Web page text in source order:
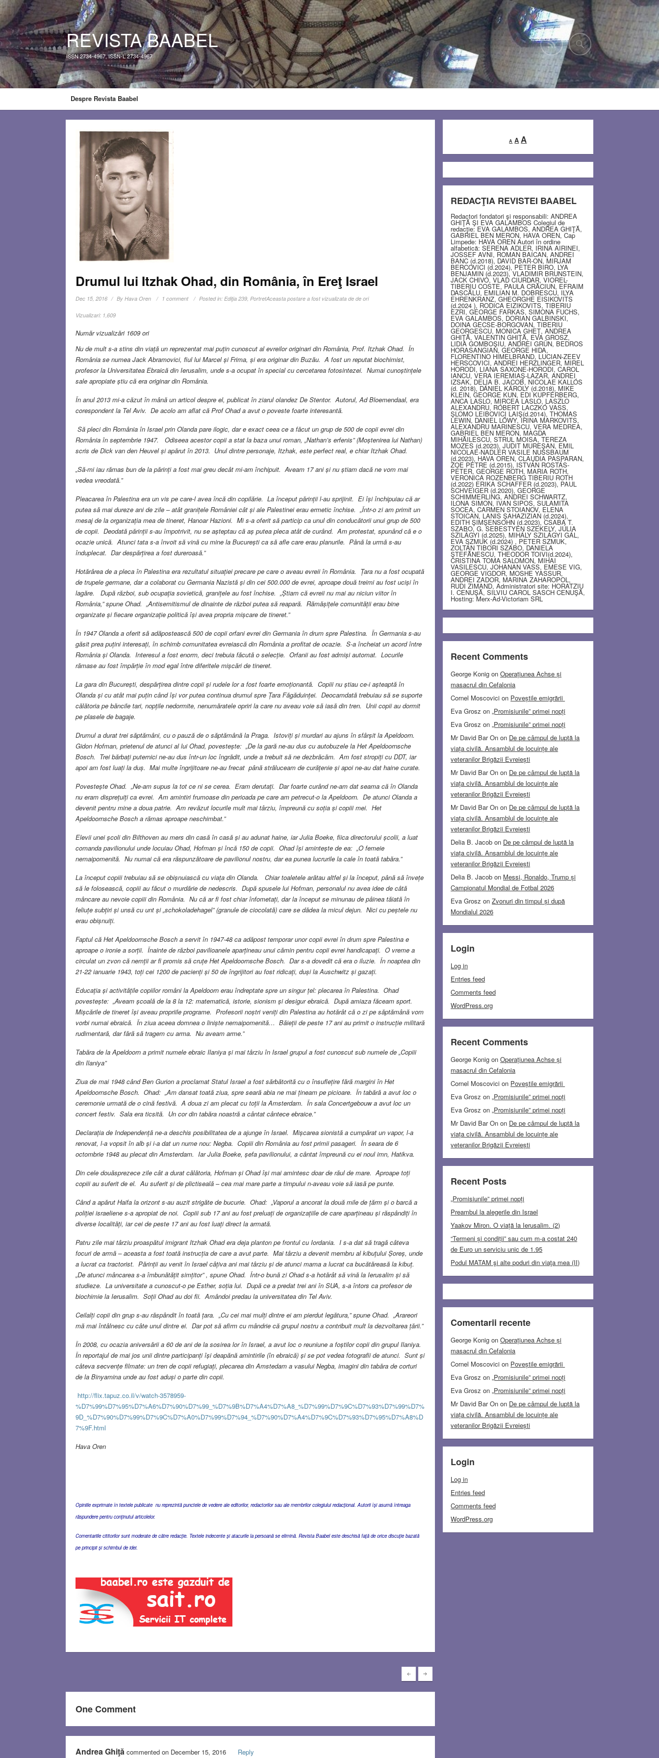
REVISTA BAABEL
ISSN 2734-4967, ISSN-L 2734-4967
Despre Revista Baabel
Drumul lui Itzhak Ohad, din România, în Ereţ Israel
Dec 15, 2016 ByHava Oren 1 comment Posted in:Ediţia 239,PortretAceasta postare a fost vizualizata de de ori
Vizualizari: 1,609
Număr vizualizări 1609 ori
Nu de mult s-a stins din viață un reprezentat mai puțin cunoscut al evreilor originari din România, Prof. Itzhak Ohad. În
România se numea Jack Abramovici, fiul lui Marcel și Frima, și era originar din Buzău. A fost un reputat biochimist,
profesor la Universitatea Ebraică din Ierusalim, unde s-a ocupat în special cu cercetarea fotosintezei. Numai cunoștințele
sale apropiate știu că era originar din România.
În anul 2013 mi-a căzut în mână un articol despre el, publicat în ziarul olandez De Stentor. Autorul, Ad Bloemendaal, era
corespondent la Tel Aviv. De acolo am aflat că Prof Ohad a avut o poveste foarte interesantă.
Să pleci din România în Israel prin Olanda pare ilogic, dar e exact ceea ce a făcut un grup de 500 de copii evrei din
România în septembrie 1947. Odiseea acestor copii a stat la baza unui roman, „Nathan’s erfenis” (Moștenirea lui Nathan)
scris de Dick van den Heuvel și apărut în 2013. Unul dintre personaje, Itzhak, este perfect real, e chiar Itzhak Ohad.
„Să-mi iau rămas bun de la părinți a fost mai greu decât mi-am închipuit. Aveam 17 ani și nu știam dacă ne vom mai
vedea vreodată.”
Pleacarea în Palestina era un vis pe care-l avea încă din copilărie. La început părinții l-au sprijinit. Ei își închipuiau că ar
putea să mai dureze ani de zile – atât granițele României cât și ale Palestinei erau ermetic închise. „Într-o zi am primit un
mesaj de la organizația mea de tineret, Hanoar Hazioni. Mi s-a oferit să particip ca unul din conducătorii unui grup de 500
de copii. Deodată părinții s-au împotrivit, nu se așteptau că aș putea pleca atât de curând. Am protestat, spunând că e o
ocazie unică. Atunci tata s-a învoit să vină cu mine la București ca să afle care erau planurile. Până la urmă s-au
înduplecat. Dar despărțirea a fost dureroasă.”
Hotărârea de a pleca în Palestina era rezultatul situației precare pe care o aveau evreii în România. Țara nu a fost ocupată
de trupele germane, dar a colaborat cu Germania Nazistă și din cei 500.000 de evrei, aproape două treimi au fost uciși în
lagăre. După război, sub ocupația sovietică, granițele au fost închise. „Știam că evreii nu mai au niciun viitor în
România,” spune Ohad. „Antisemitismul de dinainte de război putea să reapară. Rămășițele comunității erau bine
organizate și fiecare organizație politică își avea propria mișcare de tineret.”
În 1947 Olanda a oferit să adăpostească 500 de copii orfani evrei din Germania în drum spre Palestina. În Germania s-au
găsit prea puțini interesați, în schimb comunitatea evreiască din România a profitat de ocazie. S-a încheiat un acord între
România și Olanda. Interesul a fost enorm, deci trebuia făcută o selecție. Orfanii au fost admiși automat. Locurile
rămase au fost împărție în mod egal între diferitele mișcări de tineret.
La gara din București, despărțirea dintre copii și rudele lor a fost foarte emoționantă. Copiii nu știau ce-i așteaptă în
Olanda și cu atât mai puțin când își vor putea continua drumul spre Țara Făgăduinței. Deocamdată trebuiau să se suporte
călătoria pe băncile tari, nopțile nedormite, nenumăratele opriri la care nu aveau voie să iasă din tren. Unii copii au dormit
pe plasele de bagaje.
Drumul a durat trei săptămâni, cu o pauză de o săptămână la Praga. Istoviți și murdari au ajuns în sfârșit la Apeldoorn.
Gidon Hofman, prietenul de atunci al lui Ohad, povestește: „De la gară ne-au dus cu autobuzele la Het Apeldoornsche
Bosch. Trei bărbați puternici ne-au dus într-un loc îngrădit, unde a trebuit să ne dezbrăcăm. Am fost stropiți cu DDT, iar
apoi am fost luați la duș. Mai multe îngrijitoare ne-au frecat până străluceam de curățenie și apoi ne-au dat haine curate.
Povestește Ohad. „Ne-am supus la tot ce ni se cerea. Eram derutați. Dar foarte curând ne-am dat seama că în Olanda
nu eram disprețuiți ca evrei. Am amintiri frumoase din perioada pe care am petrecut-o la Apeldoorn. De atunci Olanda a
devenit pentru mine a doua patrie. Am revăzut locurile mult mai târziu, împreună cu soția și copiii mei. Het
Apeldoornsche Bosch a rămas aproape neschimbat.”
Elevii unei școli din Bilthoven au mers din casă în casă și au adunat haine, iar Julia Boeke, fiica directorului școlii, a luat
comanda pavilionului unde locuiau Ohad, Hofman și încă 150 de copii. Ohad își amintește de ea: „O femeie
nemaipomenită. Nu numai că era răspunzătoare de pavilionul nostru, dar ea punea lucrurile la cale în toată tabăra.”
La început copiii trebuiau să se obișnuiască cu viața din Olanda. Chiar toaletele arătau altfel și la început, până să învețe
să le folosească, copiii au făcut o murdărie de nedescris. După spusele lui Hofman, personalul nu avea idee de câtă
mâncare au nevoie copiii din România. Nu că ar fi fost chiar înfometați, dar la început se minunau de pâinea tăiată în
feliuțe subțiri și unsă cu unt și „schokoladehagel” (granule de ciocolată) care se dădea la micul dejun. Nici cu peștele nu
erau obișnuiți.
Faptul că Het Apeldoornsche Bosch a servit în 1947-48 ca adăpost temporar unor copii evrei în drum spre Palestina e
aproape o ironie a sorții. Înainte de război pavilioanele aparțineau unui cămin pentru copii evrei handicapați. O vreme a
circulat un zvon că nemții ar fi promis să cruțe Het Apeldoornsche Bosch. Dar s-a dovedit că era o iluzie. În noaptea din
21-22 ianuarie 1943, toți cei 1200 de pacienți și 50 de îngrijitori au fost ridicați, duși la Auschwitz și gazați.
Educația și activitățile copiilor români la Apeldoorn erau îndreptate spre un singur țel: plecarea în Palestina. Ohad
povestește: „Aveam școală de la 8 la 12: matematică, istorie, sionism și desigur ebraică. După amiaza făceam sport.
Mișcările de tineret își aveau propriile programe. Profesorii noștri veniți din Palestina au hotărât că o zi pe săptămână vom
vorbi numai ebraică. În ziua aceea domnea o liniște nemaipomenită… Băieții de peste 17 ani au primit o instrucție militară
rudimentară, dar fără să tragem cu arma. Nu aveam arme.”
Tabăra de la Apeldoorn a primit numele ebraic Ilaniya și mai târziu în Israel grupul a fost cunoscut sub numele de „Copiii
din Ilaniya”
Ziua de mai 1948 când Ben Gurion a proclamat Statul Israel a fost sărbătorită cu o însuflețire fără margini în Het
Apeldoornsche Bosch. Ohad: „Am dansat toată ziua, spre seară abia ne mai țineam pe picioare. În tabără a avut loc o
ceremonie urmată de o cină festivă. A doua zi am plecat cu toții la Amsterdam. În sala Concertgebouw a avut loc un
concert festiv. Sala era ticsită. Un cor din tabăra noastră a cântat cântece ebraice.”
Declarația de Independență ne-a deschis posibilitatea de a ajunge în Israel. Mișcarea sionistă a cumpărat un vapor, l-a
renovat, l-a vopsit în alb și i-a dat un nume nou: Negba. Copiii din România au fost primii pasageri. În seara de 6
octombrie 1948 au plecat din Amsterdam. Iar Julia Boeke, șefa pavilionului, a cântat împreună cu ei noul imn, Hatikva.
Din cele douăsprezece zile cât a durat călătoria, Hofman și Ohad își mai amintesc doar de răul de mare. Aproape toți
copiii au suferit de el. Au suferit și de plictiseală – cea mai mare parte a timpului n-aveau voie să iasă pe punte.
Când a apărut Haifa la orizont s-au auzit strigăte de bucurie. Ohad: „Vaporul a ancorat la două mile de țărm și o barcă a
poliției israeliene s-a apropiat de noi. Copiii sub 17 ani au fost preluați de organizațiile de care aparțineau și răspândiți în
diverse localități, iar cei de peste 17 ani au fost luați direct la armată.
Patru zile mai târziu proaspătul imigrant Itzhak Ohad era deja planton pe frontul cu Iordania. I s-a dat să tragă câteva
focuri de armă – aceasta a fost toată instrucția de care a avut parte. Mai târziu a devenit membru al kibuțului Șoreș, unde
a lucrat ca tractorist. Părinții au venit în Israel câțiva ani mai târziu și de atunci mama a lucrat ca bucătăreasă la kibuț.
„De atunci mâncarea s-a îmbunătățit simțitor” , spune Ohad. Într-o bună zi Ohad s-a hotărât să vină la Ierusalim și să
studieze. La universitate a cunoscut-o pe Esther, soția lui. După ce a predat trei ani în SUA, s-a întors ca profesor de
biochimie la Ierusalim. Soții Ohad au doi fii. Amândoi predau la universitatea din Tel Aviv.
Ceilalți copii din grup s-au răspândit în toată țara. „Cu cei mai mulți dintre ei am pierdut legătura,” spune Ohad. „Arareori
mă mai întâlnesc cu câte unul dintre ei. Dar pot să afirm cu mândrie că grupul nostru a contribuit mult la dezvoltarea țării.”
În 2008, cu ocazia aniversării a 60 de ani de la sosirea lor în Israel, a avut loc o reuniune a foștilor copii din grupul Ilaniya.
În reportajul de mai jos unii dintre participanți își deapănă amintirile (în ebraică) și se pot vedea fotografii de atunci. Sunt și
câteva secvențe filmate: un tren de copii refugiați, plecarea din Amstedam a vasului Negba, imagini din tabăra de corturi
de la Binyamina unde au fost aduși o parte din copii.
http://flix.tapuz.co.il/v/watch-3578959-
%D7%99%D7%95%D7%A6%D7%90%D7%99_%D7%9B%D7%A4%D7%A8_%D7%99%D7%9C%D7%93%D7%99%D7%
9D_%D7%90%D7%99%D7%9C%D7%A0%D7%99%D7%94_%D7%90%D7%A4%D7%9C%D7%93%D7%95%D7%A8%D
7%9F.html
Hava Oren
Opiniile exprimate în textele publicate nu reprezintă punctele de vedere ale editorilor, redactorilor sau ale membrilor colegiului redacţional. Autorii îşi asumă întreaga
răspundere pentru conţinutul articolelor.
Comentariile cititorilor sunt moderate de către redacţie. Textele indecente şi atacurile la persoană se elimină. Revista Baabel este deschisă faţă de orice discuţie bazată
pe principii şi schimbul de idei.
One Comment
Andrea Ghiţă commented on December 15, 2016 Reply
A
Decrease
font
A Reset
AIncrease
font
REDACŢIA REVISTEI BAABEL
Redactori fondatori şi responsabili: ANDREA
GHIŢĂ ŞI EVA GALAMBOS Colegiul de
redacţie: EVA GALAMBOS, ANDREA GHIŢĂ,
GABRIEL BEN MERON, HAVA OREN, Cap
Limpede: HAVA OREN Autori în ordine
alfabetică: SERENA ADLER, IRINA AIRINEI,
JOSSEF AVNI, ROMAN BAICAN, ANDREI
BANC (d.2018), DAVID BAR-ON, MIRJAM
BERCOVICI (d.2024), PETER BIRO, LYA
BENJAMIN (d.2023), VLADIMIR BRUNSTEIN,
JACK CHIVO, VLAD CIURDAR, VIOREL-
TIBERIU COSTE, PAULA CRĂCIUN, EFRAIM
DASCĂLU, EMILIAN M. DOBRESCU, ILYA
EHRENKRANZ, GHEORGHE EISIKOVITS
(d.2024 ), RODICA EIZIKOVITS, TIBERIU
EZRI, GEORGE FARKAS, SIMONA FUCHS,
EVA GALAMBOS, DORIAN GALBINSKI,
DOINA GECSE-BORGOVAN, TIBERIU
GEORGESCU, MONICA GHEŢ, ANDREA
GHIŢĂ, VALENTIN GHIŢĂ, EVA GROSZ,
LIDIA GOMBOŞIU, ANDREI GRÜN, BEDROS
HORASANGIAN, GEORGE HIDA,
FLORENTINO HIMELBRAND, LUCIAN-ZEEV
HERSCOVICI, ANDREI HERZLINGER, MIREL
HORODI, LIANA SAXONE-HORODI, CAROL
IANCU, VERA IEREMIAŞ-LAZAR, ANDREI
IZSAK, DELIA B. JACOB, NICOLAE KALLÓS
(d. 2018), DÁNIEL KÁROLY (d.2018), MIKE
KLEIN, GEORGE KUN, EDI KUPFERBERG,
ANCA LASLO, MIRCEA LASLO, LASZLO
ALEXANDRU, RÓBERT LACZKÓ VASS,
ŞLOMO LEIBOVICI LAIŞ(d.2014), THOMAS
LEWIN, DANIEL LŐWY, IRINA MARKOVITS,
ALEXANDRU MARINESCU, VERA MEDREA,
GABRIEL BEN MERON, MAGDA
MIHĂILESCU, STRUL MOISA, TEREZA
MOZES (d.2023), JUDIT MUREŞAN, EMIL
NICOLAE-NADLER VASILE NUSSBAUM
(d.2023), HAVA OREN, CLAUDIA PASPARAN,
ZOE PETRE (d.2015), ISTVÁN ROSTÁS-
PÉTER, GEORGE ROTH, MARIA ROTH,
VERONICA ROZENBERG TIBERIU ROTH
(d.2022) ERIKA SCHAFFER (d.2023), PAUL
SCHVEIGER (d.2020), GEORGE
SCHIMMERLING, ANDREI SCHWARTZ,
ILONA SIMON, IVAN SIPOS, SULAMITA
SOCEA, CARMEN STOIANOV, ELENA
STOICAN, LANIS ŞAHAZIZIAN (d.2024),
EDITH ŞIMŞENSOHN (d.2023), CSABA T.
SZABO, G. SEBESTYEN SZEKELY, JÚLIA
SZILÁGYI (d.2025), MIHÁLY SZILÁGYI GÁL,
EVA SZMUK (d.2024) , PETER SZMUK,
ZOLTÁN TIBORI SZABO, DANIELA
ŞTEFĂNESCU, THEODOR TOIVI(d.2024),
CRISTINA TOMA SALOMON, MIHAI
VASILESCU, JOHANAN VASS, EMESE VIG,
GEORGE VIGDOR, MOSHE YASSUR,
ANDREI ZADOR, MARINA ZAHAROPOL,
RUDI ZIMAND, Administratori site: HORATZIU
I. CENUŞĂ, SILVIU CAROL SASCH CENUŞĂ,
Hosting: Merx-Ad-Victoriam SRL
Recent Comments
George Konig onOperațiunea Achse și
masacrul din Cefalonia
Cornel Moscovici on Poveștile emigrării
Eva Grosz on„Promisiunile” primei nopți
Eva Grosz on„Promisiunile” primei nopți
Mr David Bar On on De pe câmpul de luptă la
viața civilă. Ansamblul de locuințe ale
veteranilor Brigăzii Evreiești
Mr David Bar On on De pe câmpul de luptă la
viața civilă. Ansamblul de locuințe ale
veteranilor Brigăzii Evreiești
Mr David Bar On on De pe câmpul de luptă la
viața civilă. Ansamblul de locuințe ale
veteranilor Brigăzii Evreiești
Delia B. Jacob on De pe câmpul de luptă la
viața civilă. Ansamblul de locuințe ale
veteranilor Brigăzii Evreiești
Delia B. Jacob on Messi, Ronaldo, Trump și
Campionatul Mondial de Fotbal 2026
Eva Grosz onZvonuri din timpul și după
Mondialul 2026
Login
Log in
Entries feed
Comments feed
WordPress.org
Recent Comments
George Konig onOperațiunea Achse și
masacrul din Cefalonia
Cornel Moscovici on Poveștile emigrării
Eva Grosz on„Promisiunile” primei nopți
Eva Grosz on„Promisiunile” primei nopți
Mr David Bar On on De pe câmpul de luptă la
viața civilă. Ansamblul de locuințe ale
veteranilor Brigăzii Evreiești
Recent Posts
„Promisiunile” primei nopți
Preambul la alegerile din Israel
Yaakov Miron. O viață la Ierusalim. (2)
“Termeni și condiții” sau cum m-a costat 240
de Euro un serviciu unic de 1.95
Podul MATAM şi alte poduri din viaţa mea (II)
Comentarii recente
George Konig onOperațiunea Achse și
masacrul din Cefalonia
Cornel Moscovici on Poveștile emigrării
Eva Grosz on„Promisiunile” primei nopți
Eva Grosz on„Promisiunile” primei nopți
Mr David Bar On on De pe câmpul de luptă la
viața civilă. Ansamblul de locuințe ale
veteranilor Brigăzii Evreiești
Login
Log in
Entries feed
Comments feed
WordPress.org